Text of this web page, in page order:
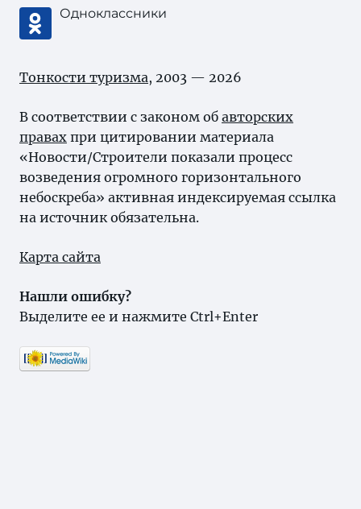
Одноклассники
Тонкости туризма, 2003 — 2026
В соответствии с законом об авторских
правах при цитировании материала
«Новости/Строители показали процесс
возведения огромного горизонтального
небоскреба» активная индексируемая ссылка
на источник обязательна.
Карта сайта
Нашли ошибку?
Выделите ее и нажмите Ctrl+Enter